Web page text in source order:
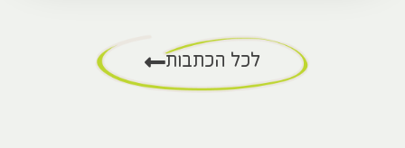
לכל הכתבות